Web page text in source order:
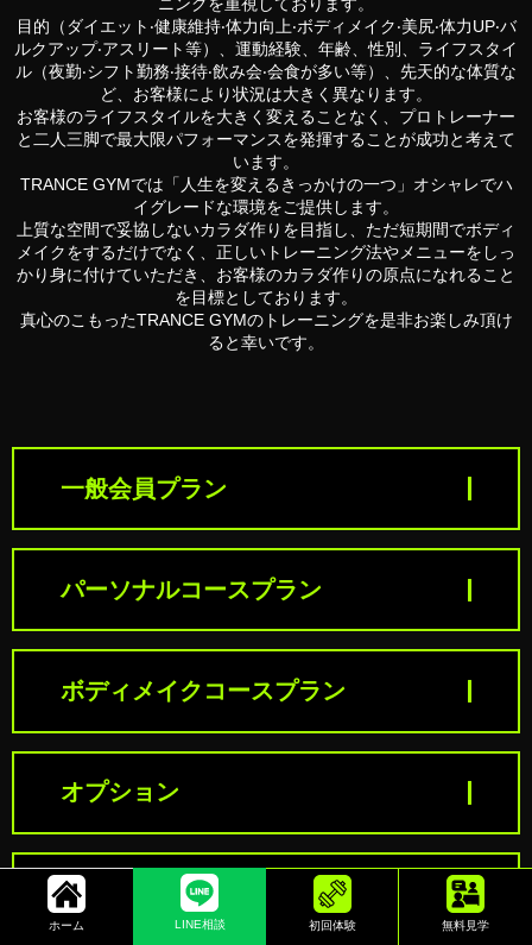
⽬的（ダイエット‧健康維持‧体⼒向上‧ボディメイク‧美尻‧体⼒UP‧バ
ルクアップ‧アスリート等）、運動経験、年齢、性別、ライフスタイ
ル（夜勤‧シフト勤務‧接待‧飲み会‧会⾷が多い等）、先天的な体質な
ど、お客様により状況は⼤きく異なります。
お客様のライフスタイルを⼤きく変えることなく、プロトレーナー
と⼆⼈三脚で最⼤限パフォーマンスを発揮することが成功と考えて
います。
TRANCE GYMでは「⼈⽣を変えるきっかけの⼀つ」オシャレでハ
イグレードな環境をご提供します。
上質な空間で妥協しないカラダ作りを⽬指し、ただ短期間でボディ
メイクをするだけでなく、正しいトレーニング法やメニューをしっ
かり⾝に付けていただき、お客様のカラダ作りの原点になれること
を⽬標としております。
真⼼のこもったTRANCE GYMのトレーニングを是⾮お楽しみ頂け
ると幸いです。
一般会員プラン
パーソナルコースプラン
ボディメイクコースプラン
オプション
新規入会料金
ホーム LINE相談 初回体験 無料見学